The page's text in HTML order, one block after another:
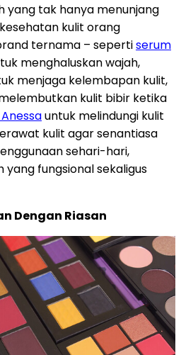
yang tak hanya menunjang
kulit orang
ternama – sepertiserum
menghaluskan wajah,
menjaga kelembapan kulit,
kulit bibir ketika
untuk melindungi kulit
kulit agar senantiasa
sehari-hari,
yang fungsional sekaligus
Dengan Riasan